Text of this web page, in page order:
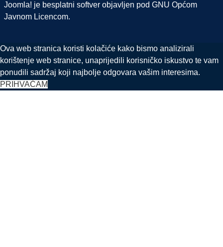
Joomla! je besplatni softver objavljen pod GNU Općom
Javnom Licencom.
Ova web stranica koristi kolačiće kako bismo analizirali
korištenje web stranice, unaprijedili korisničko iskustvo te vam
ponudili sadržaj koji najbolje odgovara vašim interesima.
PRIHVAĆAM